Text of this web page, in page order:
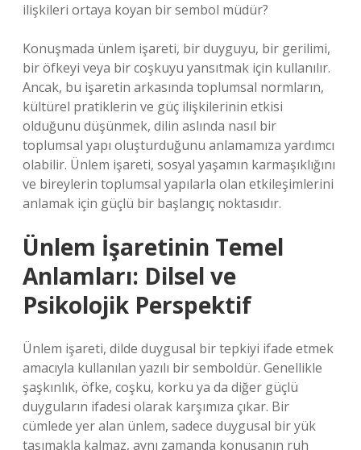
ilişkileri ortaya koyan bir sembol müdür?
Konuşmada ünlem işareti, bir duyguyu, bir gerilimi,
bir öfkeyi veya bir coşkuyu yansıtmak için kullanılır.
Ancak, bu işaretin arkasında toplumsal normların,
kültürel pratiklerin ve güç ilişkilerinin etkisi
olduğunu düşünmek, dilin aslında nasıl bir
toplumsal yapı oluşturduğunu anlamamıza yardımcı
olabilir. Ünlem işareti, sosyal yaşamın karmaşıklığını
ve bireylerin toplumsal yapılarla olan etkileşimlerini
anlamak için güçlü bir başlangıç noktasıdır.
Ünlem İşaretinin Temel
Anlamları: Dilsel ve
Psikolojik Perspektif
Ünlem işareti, dilde duygusal bir tepkiyi ifade etmek
amacıyla kullanılan yazılı bir semboldür. Genellikle
şaşkınlık, öfke, coşku, korku ya da diğer güçlü
duyguların ifadesi olarak karşımıza çıkar. Bir
cümlede yer alan ünlem, sadece duygusal bir yük
taşımakla kalmaz, aynı zamanda konuşanın ruh